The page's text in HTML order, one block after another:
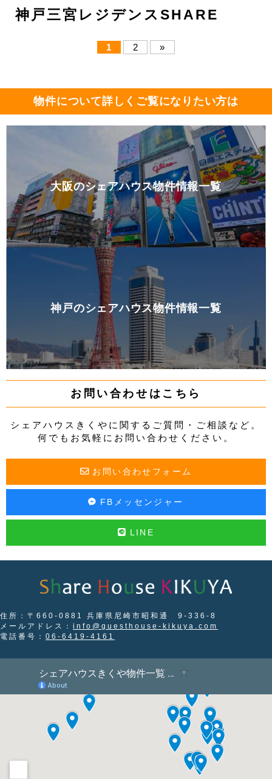
神戸三宮レジデンスSHARE
1 2 »
物件について詳しくご覧になりたい方は
大阪のシェアハウス物件情報一覧
神戸のシェアハウス物件情報一覧
お問い合わせはこちら
シェアハウスきくやに関するご質問・ご相談など。
何でもお気軽にお問い合わせください。
お問い合わせフォーム
FBメッセンジャー
LINE
住所：〒660-0881 兵庫県尼崎市昭和通 9-336-8
メールアドレス： info@guesthouse-kikuya.com
電話番号： 06-6419-4161